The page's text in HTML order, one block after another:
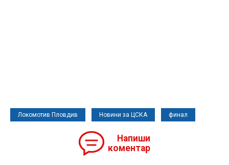
Локомотив Пловдив Новини за ЦСКА финал
Напиши
коментар